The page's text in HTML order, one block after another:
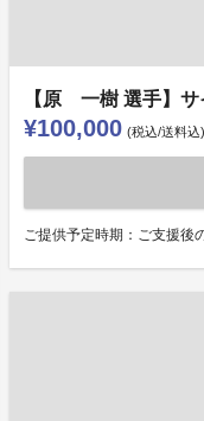
【原 一樹 選手】サ
¥100,000 (税込/送料込)
ご提供予定時期：ご支援後